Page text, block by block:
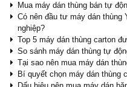
Mua máy dán thùng bán tự
Có nên đầu tư máy dán thùng
nghiệp?
Top 5 máy dán thùng carton
So sánh máy dán thùng tự
Tại sao nên mua máy dán
Bí quyết chọn máy dán thùng